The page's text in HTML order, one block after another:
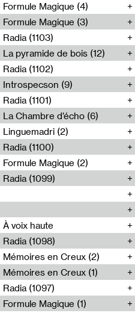
Formule Magique (4)
Formule Magique (3)
Radia (1103)
La pyramide de bois (12)
Radia (1102)
Introspecson (9)
Radia (1101)
La Chambre d’écho (6)
Linguemadri (2)
Radia (1100)
Formule Magique (2)
Radia (1099)
À voix haute
Radia (1098)
Mémoires en Creux (2)
Mémoires en Creux (1)
Radia (1097)
Formule Magique (1)